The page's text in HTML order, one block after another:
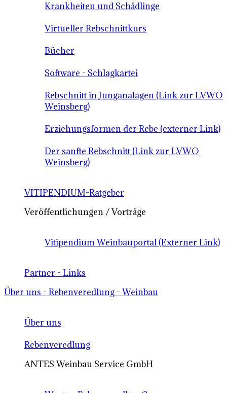
Krankheiten und Schädlinge
Virtueller Rebschnittkurs
Bücher
Software - Schlagkartei
Rebschnitt in Junganalagen (Link zur LVWO
Weinsberg)
Erziehungsformen der Rebe (externer Link)
Der sanfte Rebschnitt (Link zur LVWO
Weinsberg)
VITIPENDIUM-Ratgeber
Veröffentlichungen / Vorträge
Vitipendium Weinbauportal (Externer Link)
Partner - Links
Über uns - Rebenveredlung - Weinbau
Über uns
Rebenveredlung
ANTES Weinbau Service GmbH